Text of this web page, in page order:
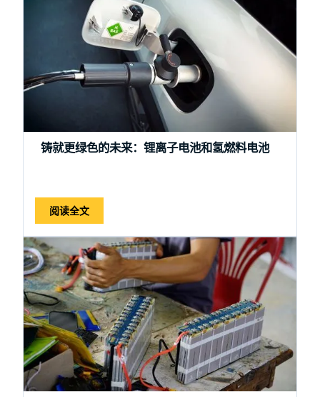
铸就更绿色的未来：锂离子电池和氢燃料电池
阅读全文